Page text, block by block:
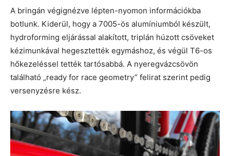
A bringán végignézve lépten-nyomon információkba
botlunk. Kiderül, hogy a 7005-ös alumíniumból készült,
hydroforming eljárással alakított, triplán húzott csöveket
kézimunkával hegesztették egymáshoz, és végül T6-os
hőkezeléssel tették tartósabbá. A nyeregvázcsövön
található „ready for race geometry” felirat szerint pedig
versenyzésre kész.